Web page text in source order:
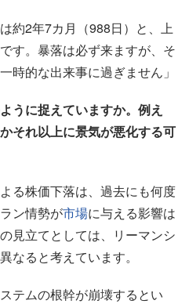
約2年7カ月（988日）と、上
す。暴落は必ず来ますが、そ
時的な出来事に過ぎません」
うに捉えていますか。例え
それ以上に景気が悪化する可
る株価下落は、過去にも何度
ン情勢が市場に与える影響は
見立てとしては、リーマンシ
なると考えています。
テムの根幹が崩壊するとい